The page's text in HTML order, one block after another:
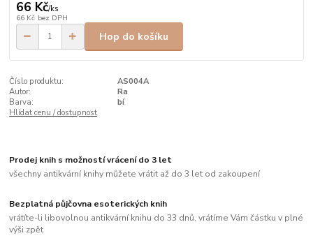
66 Kč/ks
66 Kč bez DPH
Hop do košíku
Číslo produktu:
AS004A
Autor:
Ra
Barva:
bí
Hlídat cenu / dostupnost
Prodej knih s možností vrácení do 3 let
všechny antikvární knihy můžete vrátit až do 3 let od zakoupení
Bezplatná půjčovna esoterických knih
vrátíte-li libovolnou antikvární knihu do 33 dnů, vrátíme Vám částku v plné
výši zpět